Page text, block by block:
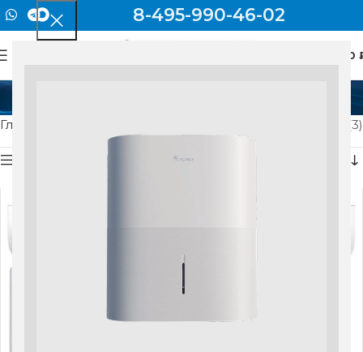
8-495-990-46-02
0
Главная Показаны все результаты (3)
Показать боковую панель